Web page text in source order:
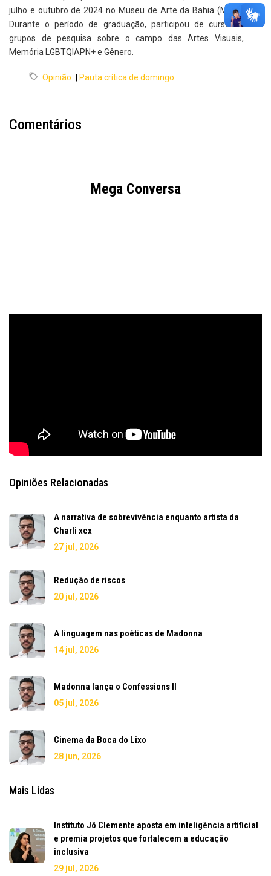
julho e outubro de 2024 no Museu de Arte da Bahia (MAB).
Durante o período de graduação, participou de cursos e
grupos de pesquisa sobre o campo das Artes Visuais,
Memória LGBTQIAPN+ e Gênero.
Opinião Pauta crítica de domingo
Comentários
Mega Conversa
Opiniões Relacionadas
A narrativa de sobrevivência enquanto artista da
Charli xcx
27 jul, 2026
Redução de riscos
20 jul, 2026
A linguagem nas poéticas de Madonna
14 jul, 2026
Madonna lança o Confessions II
05 jul, 2026
Cinema da Boca do Lixo
28 jun, 2026
Mais Lidas
Instituto Jô Clemente aposta em inteligência artificial
e premia projetos que fortalecem a educação
inclusiva
29 jul, 2026